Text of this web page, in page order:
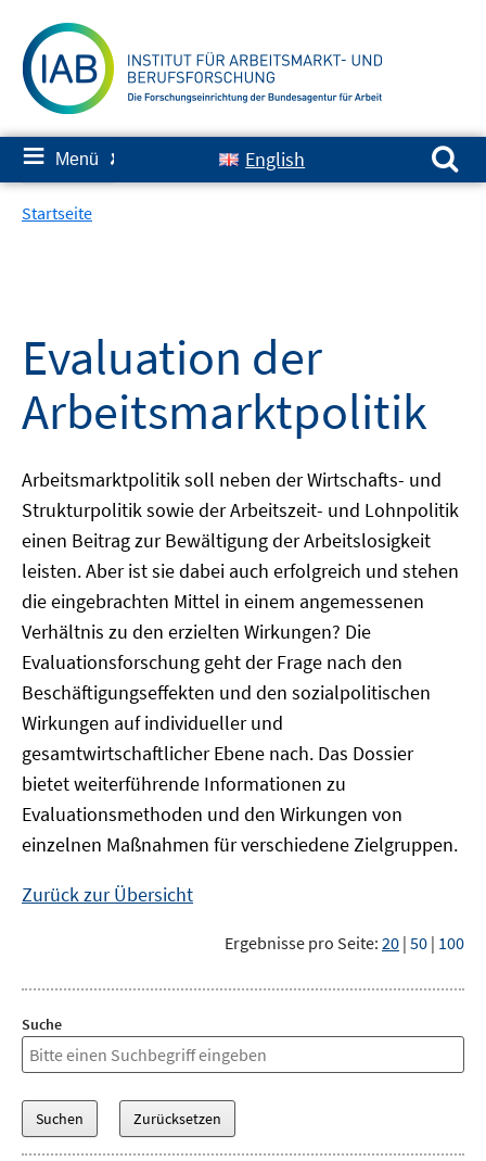
zum
Inhalt
≡ Menü ✘ English
Suchen nach:
Startseite
Evaluation der
Arbeitsmarktpolitik
Arbeitsmarktpolitik soll neben der Wirtschafts- und
Strukturpolitik sowie der Arbeitszeit- und Lohnpolitik
einen Beitrag zur Bewältigung der Arbeitslosigkeit
leisten. Aber ist sie dabei auch erfolgreich und stehen
die eingebrachten Mittel in einem angemessenen
Verhältnis zu den erzielten Wirkungen? Die
Evaluationsforschung geht der Frage nach den
Beschäftigungseffekten und den sozialpolitischen
Wirkungen auf individueller und
gesamtwirtschaftlicher Ebene nach. Das Dossier
bietet weiterführende Informationen zu
Evaluationsmethoden und den Wirkungen von
einzelnen Maßnahmen für verschiedene Zielgruppen.
Zurück zur Übersicht
Ergebnisse pro Seite: 20 | 50 | 100
Suche